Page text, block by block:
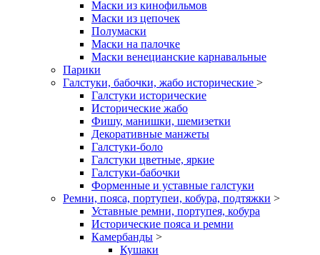
Маски из кинофильмов
Маски из цепочек
Полумаски
Маски на палочке
Маски венецианские карнавальные
Парики
Галстуки, бабочки, жабо исторические >
Галстуки исторические
Исторические жабо
Фишу, манишки, шемизетки
Декоративные манжеты
Галстуки-боло
Галстуки цветные, яркие
Галстуки-бабочки
Форменные и уставные галстуки
Ремни, пояса, портупеи, кобура, подтяжки >
Уставные ремни, портупея, кобура
Исторические пояса и ремни
Камербанды >
Кушаки